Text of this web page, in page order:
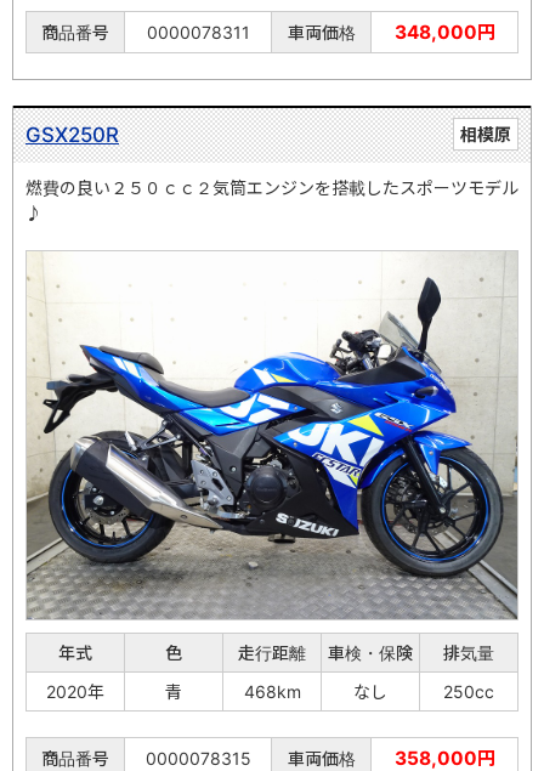
商品番号 0000078311 車両価格 348,000円
相模原
GSX250R
燃費の良い２５０ｃｃ２気筒エンジンを搭載したスポーツモデル
♪
年式 色 走行距離 車検・保険
排気量
2020年
青 468km なし 250cc
商品番号 0000078315 車両価格 358,000円